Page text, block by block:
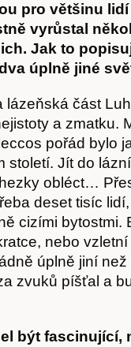
Články
pro většinu lidí
vyrůstal
Jak to
úplně jiné
lázeňská část
a zmatku.
pořád bylo
století. Jít do
obléct…
deset tisíc
cizími bytostmi.
nebo
úplně jiní než
zvuků píšťal a
být fascinující,